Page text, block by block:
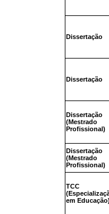
Dissertação
Dissertação
Dissertação
(Mestrado
Profissional)
Dissertação
(Mestrado
Profissional)
TCC
em Educação)